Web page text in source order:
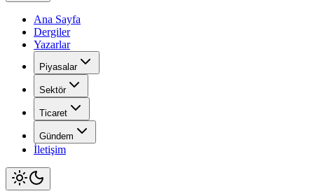
Ana Sayfa
Dergiler
Yazarlar
Piyasalar
Sektör
Ticaret
Gündem
İletişim